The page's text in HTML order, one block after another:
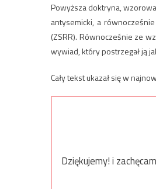
Powyższa doktryna,
antysemicki, a
(ZSRR). Równocześnie ze
wywiad, który postrzegał ją
Cały tekst ukazał się w
Dziękujemy! i